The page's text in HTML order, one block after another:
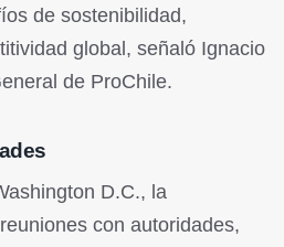
de sostenibilidad,
global, señaló Ignacio
de ProChile.
D.C., la
con autoridades,